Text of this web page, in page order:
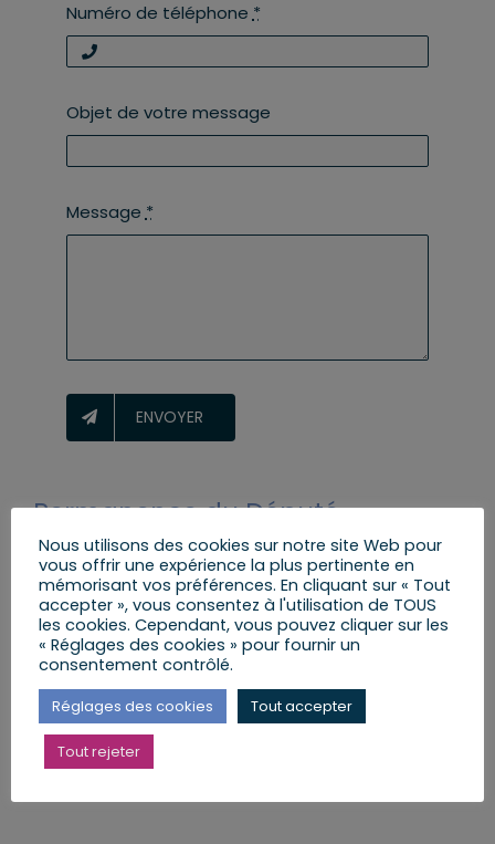
Numéro de téléphone*
Objet de votre message
Message *
ENVOYER
Permanence du Député
1 place de Neubourg
67500 HAGUENAU
Tél. :03 90 59 38 05
Permanence ouverte
du lundi au vendredi
de 9h à 17h
Nous utilisons des cookies sur notre site Web pour
vous offrir une expérience la plus pertinente en
mémorisant vos préférences. En cliquant sur « Tout
accepter », vous consentez à l'utilisation de TOUS
les cookies. Cependant, vous pouvez cliquer sur les
« Réglages des cookies » pour fournir un
consentement contrôlé.
Réglages des cookies Tout accepter
Tout rejeter